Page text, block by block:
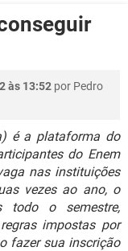
às 13:52 por Pedro
é a plataforma do
do Enem
nas instituições
vezes ao ano, o
todo o semestre,
impostas por
fazer sua inscrição